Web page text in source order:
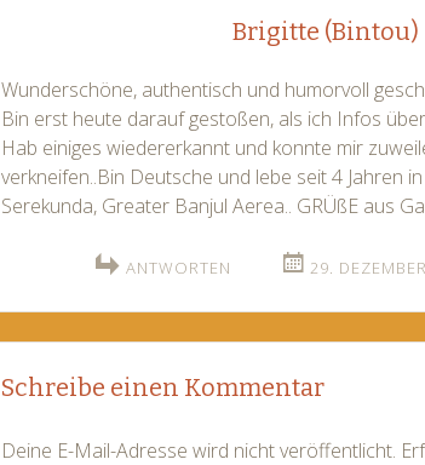
Brigitte (Bintou)
Wunderschöne, authentisch und humorvoll
Bin erst heute darauf gestoßen, als ich Infos
Hab einiges wiedererkannt und konnte mir
verkneifen..Bin Deutsche und lebe seit 4 Jahren
Serekunda, Greater Banjul Aerea.. GRÜßE aus
ANTWORTEN 29.
Schreibe einen Kommentar
Deine E-Mail-Adresse wird nicht veröffentlicht.